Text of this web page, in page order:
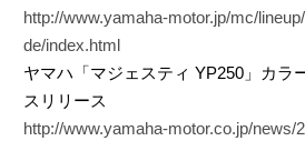
http://www.yamaha-motor.jp/mc/
de/index.html
ヤマハ「マジェスティ YP250」カ
スリリース
http://www.yamaha-motor.co.jp/news/